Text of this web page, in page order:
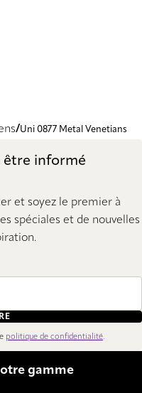
Uni 0877 Metal Venetians
être informé
et soyez le premier à
spéciales et de nouvelles
politique de confidentialité.
gamme